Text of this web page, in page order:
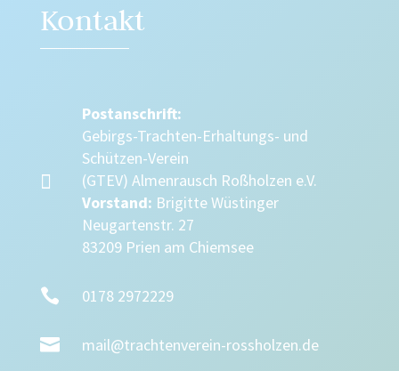
Kontakt

Postanschrift:
Gebirgs-Trachten-Erhaltungs- und
Schützen-Verein
(GTEV) Almenrausch Roßholzen e.V.
Vorstand: Brigitte Wüstinger
Neugartenstr. 27
83209 Prien am Chiemsee
 0178 2972229
 mail@trachtenverein-rossholzen.de